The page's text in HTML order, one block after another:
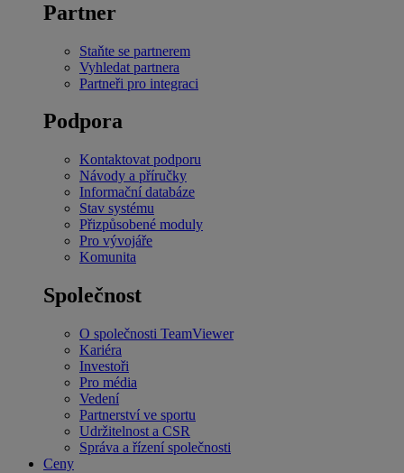
Partner
Staňte se partnerem
Vyhledat partnera
Partneři pro integraci
Podpora
Kontaktovat podporu
Návody a příručky
Informační databáze
Stav systému
Přizpůsobené moduly
Pro vývojáře
Komunita
Společnost
O společnosti TeamViewer
Kariéra
Investoři
Pro média
Vedení
Partnerství ve sportu
Udržitelnost a CSR
Správa a řízení společnosti
Ceny